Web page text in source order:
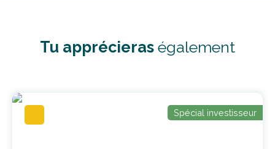
Tu apprécieras également
Spécial investisseur